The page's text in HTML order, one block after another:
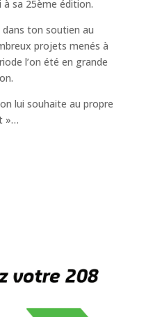
sa 25ème édition.
ton soutien au
projets menés à
l’on été en grande
lui souhaite au propre
»…